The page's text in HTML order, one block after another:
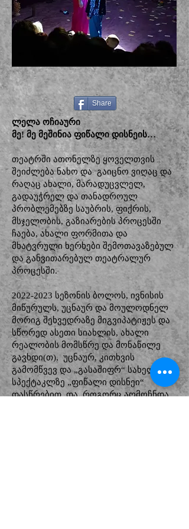
Share
ლელა ოჩიაური
მე! მე მეშინია ფიწალი დისნეის…
თეატრში ათონელზე ყოველთვის
შეიძლება ნახო და გაიცნო ვიღაც და
რაღაც ახალი, მარადუცვლელ,
გადაუჭრელ და თანადროულ
პრობლემებზე საუბრის, ფიქრის,
მსჯელობის, გაზიარების პროცესში
ჩაება, ახალი ფორმითა და
მხატვრული ხერხები შემოთავაზებულ
და განვითარებულ თეატრალურ
პროცესში.
2022-2023 სეზონის ბოლოს, ივნისის
მიწურულს, უცნაურ და მოულოდნელ
მორიგ შეხვედრაზე მიგვიპატიჟეს და
სწორედ ასეთი სიახლის, ახალი
რეალობის მომსწრე და მონაწილე
გავხდი(თ), უცნაურ, კითხვის
გამომწვევ და „გასაშიფრ“ სახელიან
სპექტაკლზე „ფიწალი დისნეი“
დასწრებით. და, როგორც აღმოჩნდა,